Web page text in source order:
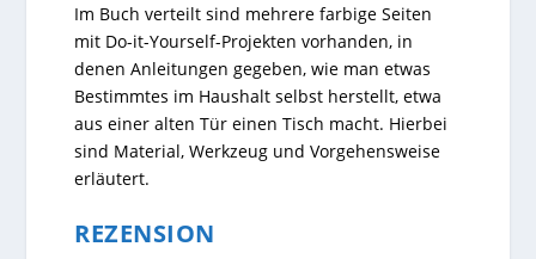
Im Buch verteilt sind mehrere farbige Seiten
mit Do-it-Yourself-Projekten vorhanden, in
denen Anleitungen gegeben, wie man etwas
Bestimmtes im Haushalt selbst herstellt, etwa
aus einer alten Tür einen Tisch macht. Hierbei
sind Material, Werkzeug und Vorgehensweise
erläutert.
REZENSION